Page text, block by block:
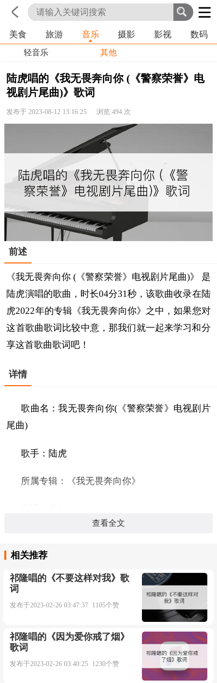
首页 科技 生活 职业
美食 旅游 音乐 摄影 影视 数码
轻音乐 其他
陆虎唱的《我无畏奔向你 (《警察荣誉》电
视剧片尾曲)》歌词
发布于 2023-08-12 13:16:25 浏览494 次
前述
《我无畏奔向你 (《警察荣誉》电视剧片尾曲)》 是
陆虎演唱的歌曲，时长04分31秒，该歌曲收录在陆
虎2022年的专辑《我无畏奔向你》之中，如果您对
这首歌曲歌词比较中意，那我们就一起来学习和分
享这首歌曲歌词吧！
详情
歌曲名：我无畏奔向你(《警察荣誉》电视剧片
尾曲)
歌手：陆虎
所属专辑：《我无畏奔向你》
时长：04:31秒
我无畏奔向你(《警察荣誉》电视剧片尾曲)-陆
查看全文
相关推荐
祁隆唱的《不要这样对我》歌
词
发布于2023-02-26 03:47:37 1105个赞
祁隆唱的《因为爱你戒了烟》
歌词
发布于2023-02-26 03:40:25 1230个赞